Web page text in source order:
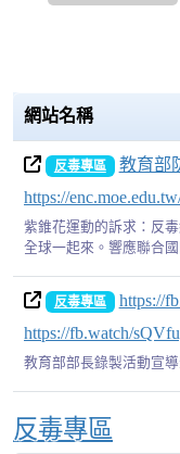
網站名稱
反毒專區
教育部
https://
紫錐花運動的訴求：反
全球一起來。響應聯合
反毒專區
https://
https://fb.watch/
教育部部長錄製活動宣導
Over View
反毒專區